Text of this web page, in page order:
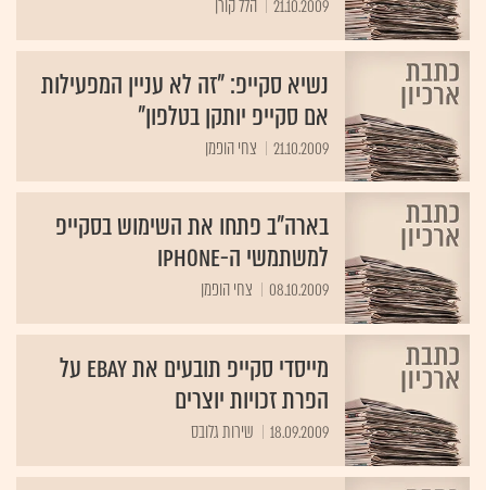
21.10.2009 הלל קורן
נשיא סקייפ: "זה לא עניין המפעילות
אם סקייפ יותקן בטלפון"
21.10.2009 צחי הופמן
בארה"ב פתחו את השימוש בסקייפ
למשתמשי ה-iPhone
08.10.2009 צחי הופמן
מייסדי סקייפ תובעים את eBay על
הפרת זכויות יוצרים
18.09.2009 שירות גלובס